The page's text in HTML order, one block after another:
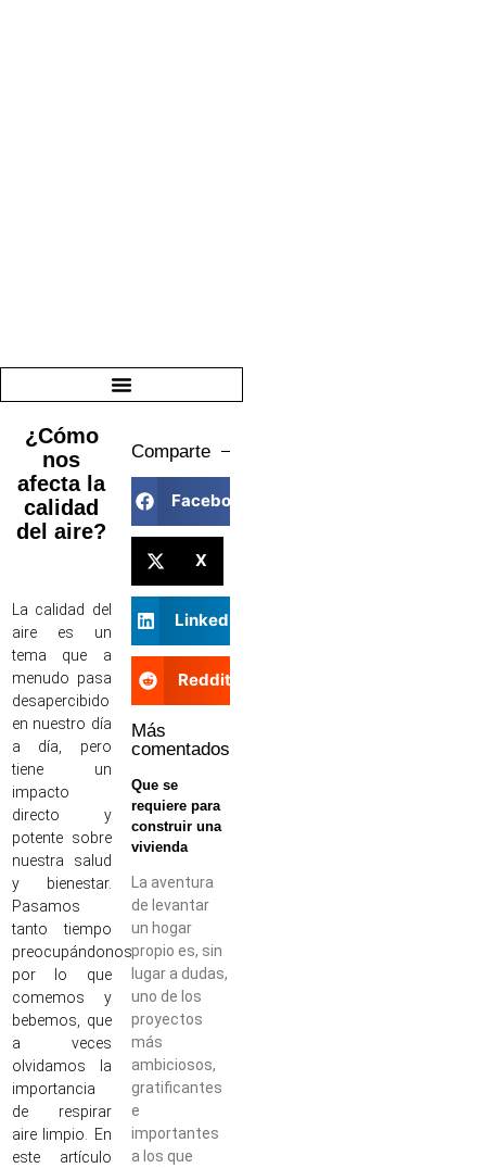
¿Cómo
nos
afecta la
calidad
del aire?
La calidad del
aire es un
tema que a
menudo pasa
desapercibido
en nuestro día
a día, pero
tiene un
impacto
directo y
potente sobre
nuestra salud
y bienestar.
Pasamos
tanto tiempo
preocupándonos
por lo que
comemos y
bebemos, que
a veces
olvidamos la
importancia
de respirar
aire limpio. En
este artículo
Comparte
Facebook
X
LinkedIn
Reddit
Más
comentados
Que se
requiere para
construir una
vivienda
La aventura
de levantar
un hogar
propio es, sin
lugar a dudas,
uno de los
proyectos
más
ambiciosos,
gratificantes
e
importantes
a los que